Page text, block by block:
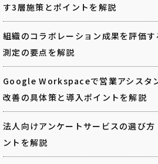
す3層施策とポイントを解説
組織のコラボレーション成果を評価
測定の要点を解説
Google Workspaceで営業アシスタ
改善の具体策と導入ポイントを解説
法人向けアンケートサービスの選び
ントを解説